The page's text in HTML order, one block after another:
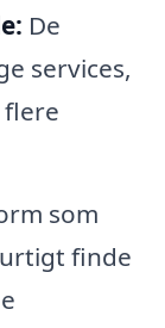
De
services,
som
finde